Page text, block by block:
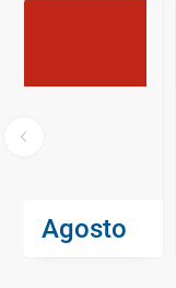
Agosto